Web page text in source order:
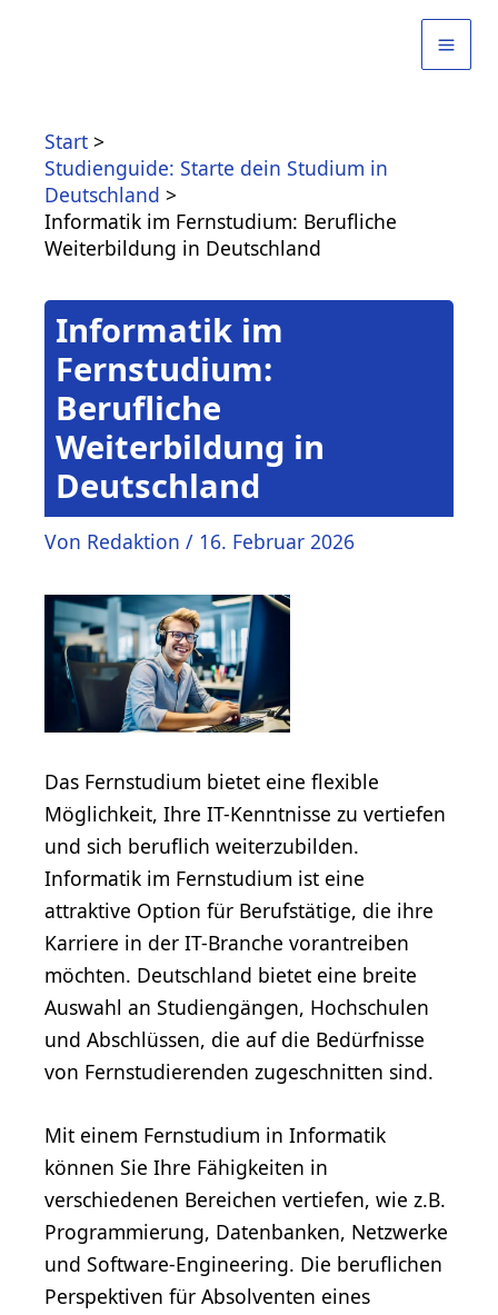
Start
Studienguide: Starte dein Studium in
Deutschland
Informatik im Fernstudium: Berufliche
Weiterbildung in Deutschland
Informatik im
Fernstudium:
Berufliche
Weiterbildung in
Deutschland
Von Redaktion / 16. Februar 2026
Das Fernstudium bietet eine flexible
Möglichkeit, Ihre IT-Kenntnisse zu vertiefen
und sich beruflich weiterzubilden.
Informatik im Fernstudium ist eine
attraktive Option für Berufstätige, die ihre
Karriere in der IT-Branche vorantreiben
möchten. Deutschland bietet eine breite
Auswahl an Studiengängen, Hochschulen
und Abschlüssen, die auf die Bedürfnisse
von Fernstudierenden zugeschnitten sind.
Mit einem Fernstudium in Informatik
können Sie Ihre Fähigkeiten in
verschiedenen Bereichen vertiefen, wie z.B.
Programmierung, Datenbanken, Netzwerke
und Software-Engineering. Die beruflichen
Perspektiven für Absolventen eines